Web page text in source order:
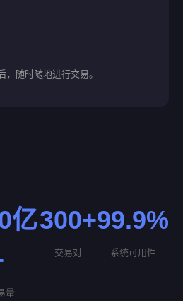
，随时随地进行交易。
亿
量
300+
交易对
99.9%
系统可用性